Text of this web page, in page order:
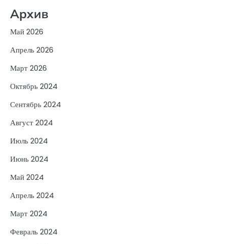
Архив
Май 2026
Апрель 2026
Март 2026
Октябрь 2024
Сентябрь 2024
Август 2024
Июль 2024
Июнь 2024
Май 2024
Апрель 2024
Март 2024
Февраль 2024